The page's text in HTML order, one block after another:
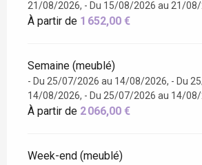
21/08/2026, - Du 15/08/2026 au 21/
À partir de 1 652,00 €
Semaine (meublé)
- Du 25/07/2026 au 14/08/2026, - Du
14/08/2026, - Du 25/07/2026 au 14/
À partir de 2 066,00 €
Week-end (meublé)